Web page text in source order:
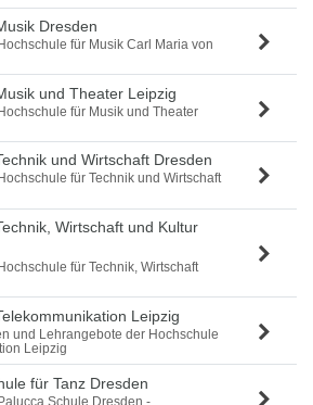
Dresden
für Musik Carl Maria von
und Theater Leipzig
für Musik und Theater
und Wirtschaft Dresden
für Technik und Wirtschaft
Wirtschaft und Kultur
für Technik, Wirtschaft
Leipzig
und Lehrangebote der Hochschule
Leipzig
für Tanz Dresden
Schule Dresden -